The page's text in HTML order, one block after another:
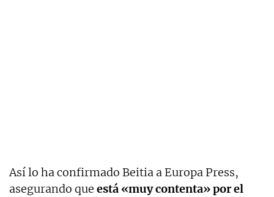
Así lo ha confirmado Beitia a Europa Press,
asegurando que está «muy contenta» por el